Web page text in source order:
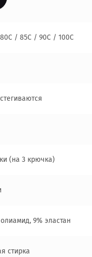
/ 85C / 90C / 100C
(на 3 крючка)
9% эластан
стирка